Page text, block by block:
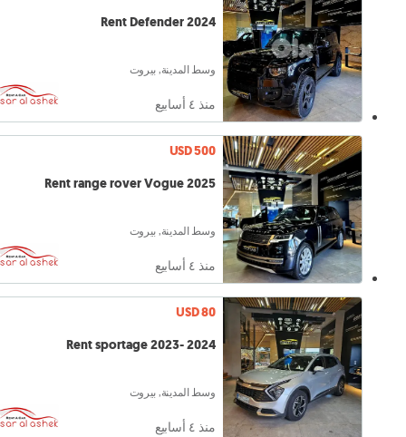
Rent Defender 2024
وسط المدينة, بيروت
منذ ٤ أسابيع
USD 500
Rent range rover Vogue 2025
وسط المدينة, بيروت
منذ ٤ أسابيع
USD 80
Rent sportage 2023- 2024
وسط المدينة, بيروت
منذ ٤ أسابيع